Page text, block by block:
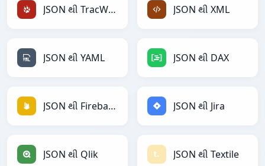
JSON થી TracWiki JSON થી XML
JSON થી YAML JSON થી DAX
JSON થી Firebase JSON થી Jira
JSON થી Qlik JSON થી Textile